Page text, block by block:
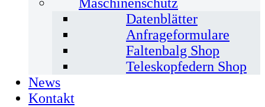
Maschinenschutz
Datenblätter
Anfrageformulare
Faltenbalg Shop
Teleskopfedern Shop
News
Kontakt